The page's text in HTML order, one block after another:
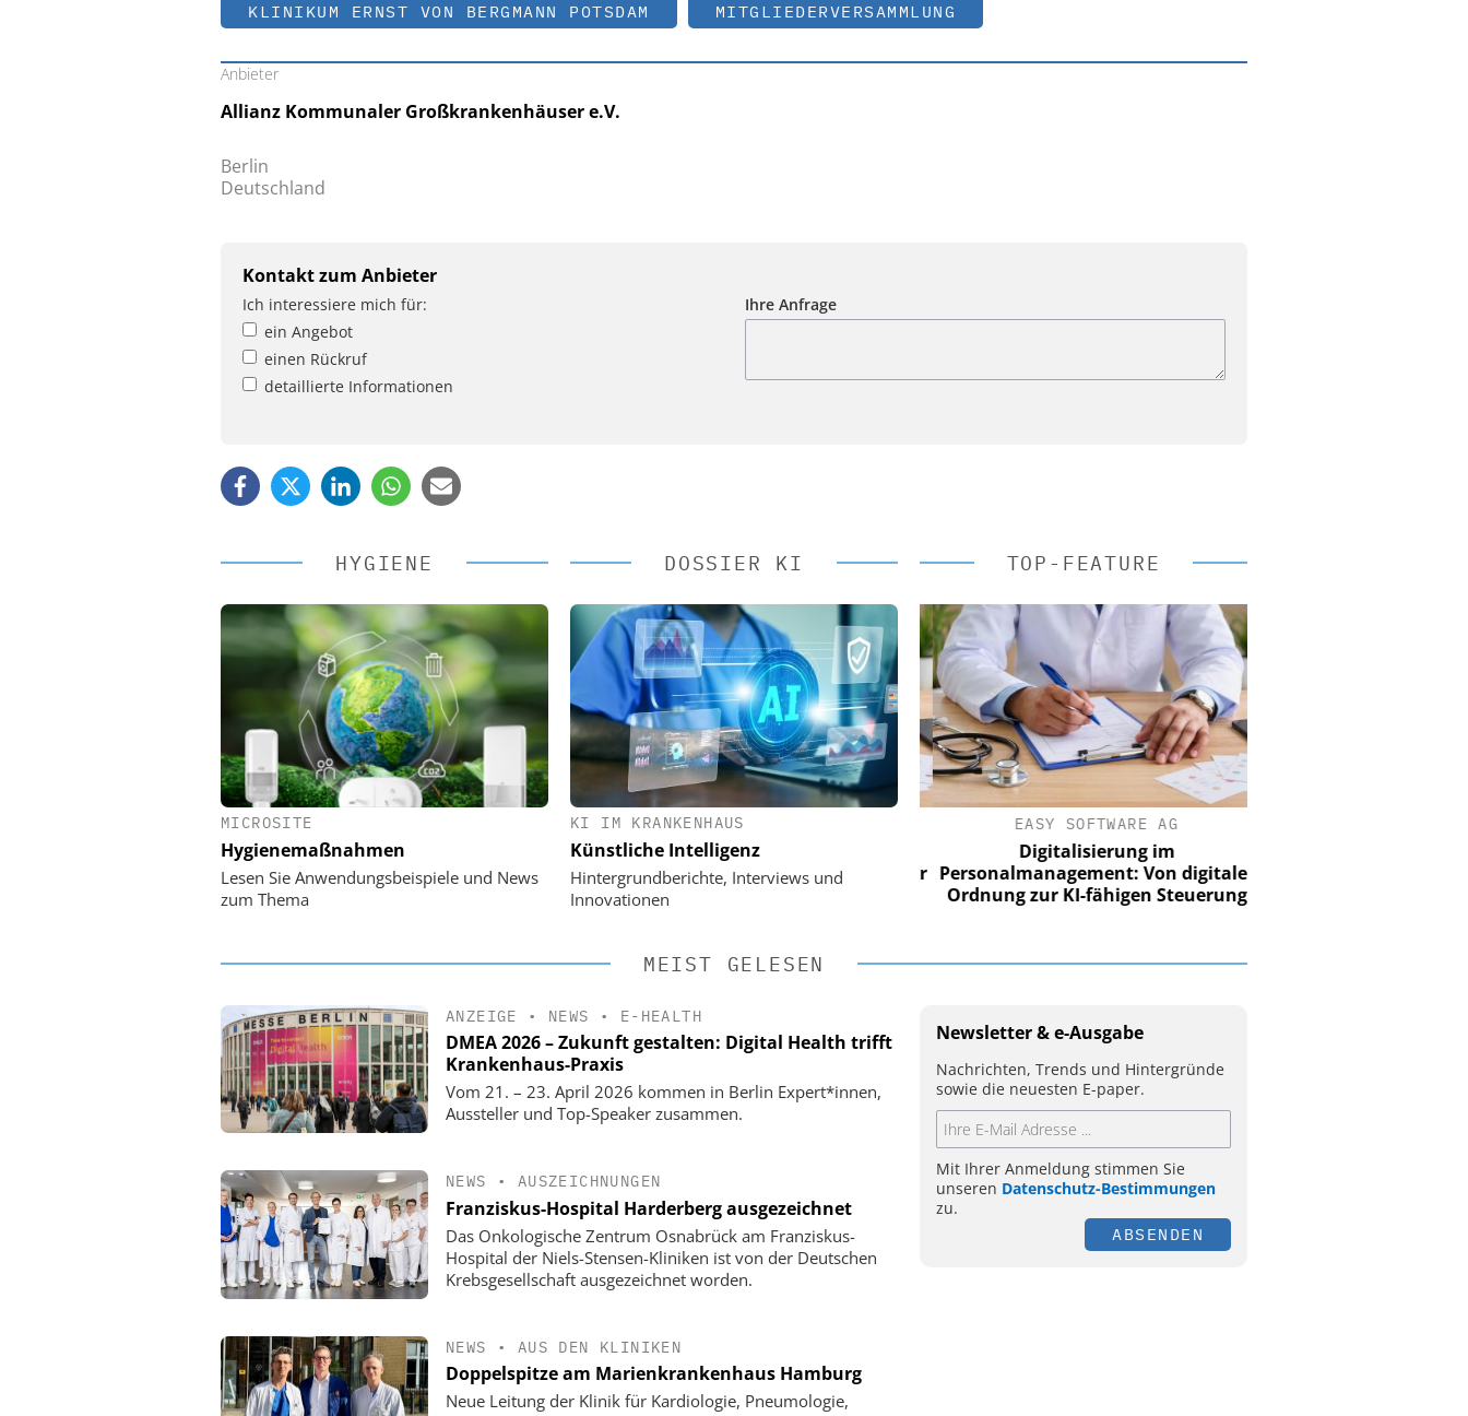
KLINIKUM ERNST VON BERGMANN POTSDAM MITGLIEDERVERSAMMLUNG
Anbieter
Allianz Kommunaler Großkrankenhäuser e.V.
Berlin
Deutschland
Kontakt zum Anbieter
Ich interessiere mich für:
ein Angebot
einen Rückruf
detaillierte Informationen
Ihre Anfrage
HYGIENE
MICROSITE
Hygienemaßnahmen
Lesen Sie Anwendungsbeispiele und News
zum Thema
DOSSIER KI
KI IM KRANKENHAUS
Künstliche Intelligenz
Hintergrundberichte, Interviews und
Innovationen
TOP-FEATURE
Digitalisierung im
Personalmanagement: Von digitaler
Ordnung zur KI-fähigen Steuerung
EASY SOFTWARE AG
Digitalisierung im
Personalmanagement: Von digitaler
Ordnung zur KI-fähigen Steuerung
EASY SOFTWARE AG
Digitalisierung im
Personalmanagement: Von digitaler
Ordnung zur KI-fähigen Steuerung
MEIST GELESEN
ANZEIGE • NEWS • E-HEALTH
DMEA 2026 – Zukunft gestalten: Digital Health trifft
Krankenhaus-Praxis
Vom 21. – 23. April 2026 kommen in Berlin Expert*innen,
Aussteller und Top-Speaker zusammen.
NEWS • AUSZEICHNUNGEN
Franziskus-Hospital Harderberg ausgezeichnet
Das Onkologische Zentrum Osnabrück am Franziskus-
Hospital der Niels-Stensen-Kliniken ist von der Deutschen
Krebsgesellschaft ausgezeichnet worden.
NEWS • AUS DEN KLINIKEN
Doppelspitze am Marienkrankenhaus Hamburg
Neue Leitung der Klinik für Kardiologie, Pneumologie,
Newsletter & e-Ausgabe
Nachrichten, Trends und Hintergründe
sowie die neuesten E-paper.
Mit Ihrer Anmeldung stimmen Sie
unseren Datenschutz-Bestimmungen
zu.
ABSENDEN